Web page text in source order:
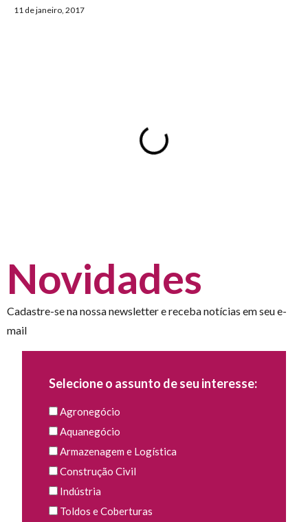
11 de janeiro, 2017
Novidades
Cadastre-se na nossa newsletter e receba notícias em seu e-
mail
Selecione o assunto de seu interesse:
Agronegócio
Aquanegócio
Armazenagem e Logística
Construção Civil
Indústria
Toldos e Coberturas